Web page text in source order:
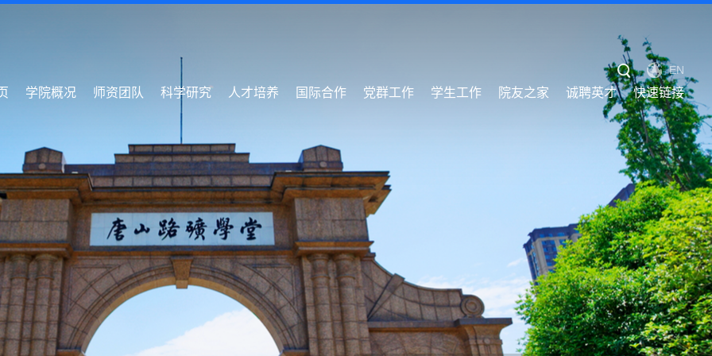
EN
学院概况 师资团队 科学研究 人才培养 国际合作 党群工作 学生工作 院友之家 诚聘英才 快速链接